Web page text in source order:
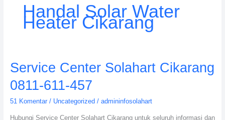
Handal Solar Water
Heater Cikarang
Service Center Solahart Cikarang
0811-611-457
51 Komentar / Uncategorized / admininfosolahart
Hubungi Service Center Solahart Cikarang untuk seluruh informasi dan
Service
Center
Solahart
Cikarang